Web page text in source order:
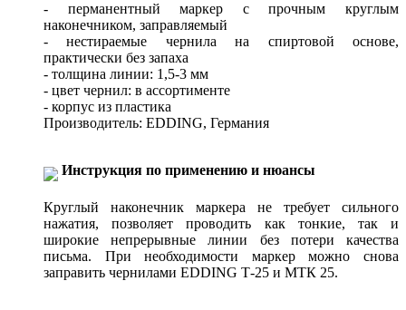
- перманентный маркер с прочным круглым
наконечником, заправляемый
- нестираемые чернила на спиртовой основе,
практически без запаха
- толщина линии: 1,5-3 мм
- цвет чернил: в ассортименте
- корпус из пластика
Производитель: EDDING, Германия
Инструкция по применению и нюансы
Круглый наконечник маркера не требует сильного
нажатия, позволяет проводить как тонкие, так и
широкие непрерывные линии без потери качества
письма. При необходимости маркер можно снова
заправить чернилами EDDING Т-25 и МТК 25.